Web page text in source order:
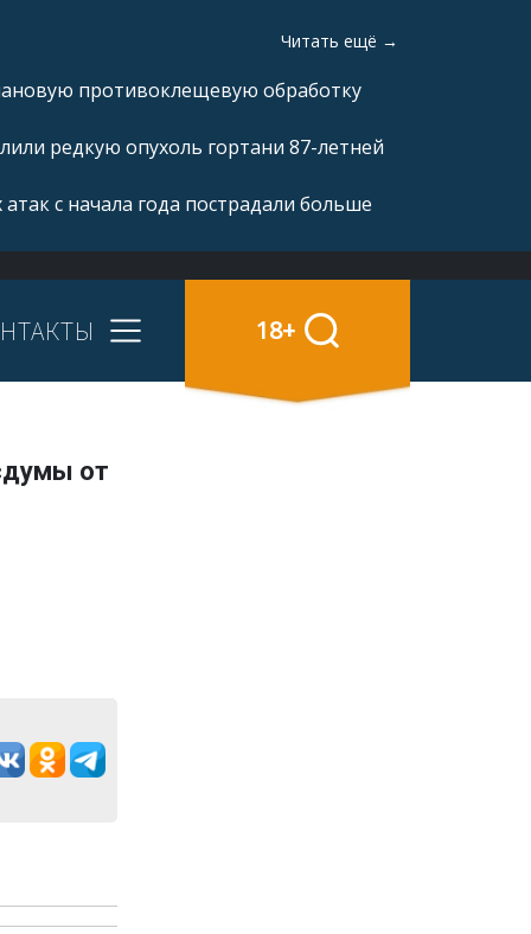
Читать ещё →
противоклещевую обработку
редкую опухоль гортани 87-летней
с начала года пострадали больше
18+
от